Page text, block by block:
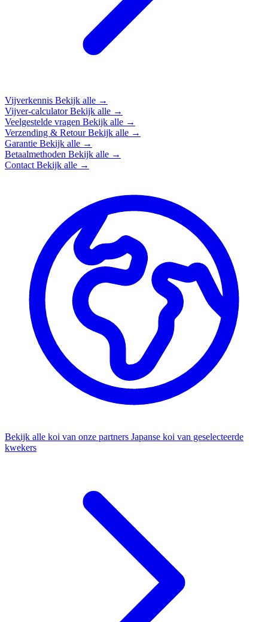
Vijverkennis Bekijk alle →
Vijver-calculatorBekijk alle →
Veelgestelde vragen Bekijk alle →
Verzending & RetourBekijk alle →
Garantie Bekijk alle →
Betaalmethoden Bekijk alle →
Contact Bekijk alle →
Bekijk alle koi van onze partners Japanse koi van geselecteerde
kwekers